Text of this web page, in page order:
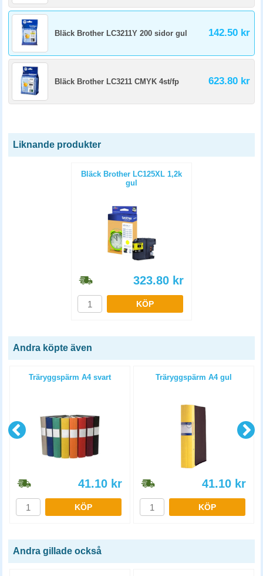
Bläck Brother LC3211Y 200 sidor gul 142.50 kr
Bläck Brother LC3211 CMYK 4st/fp 623.80 kr
Liknande produkter
Bläck Brother LC125XL 1,2k
gul
323.80 kr
KÖP
Andra köpte även
Träryggspärm A4 svart
41.10 kr
KÖP
Träryggspärm A4 gul
41.10 kr
KÖP
Andra gillade också